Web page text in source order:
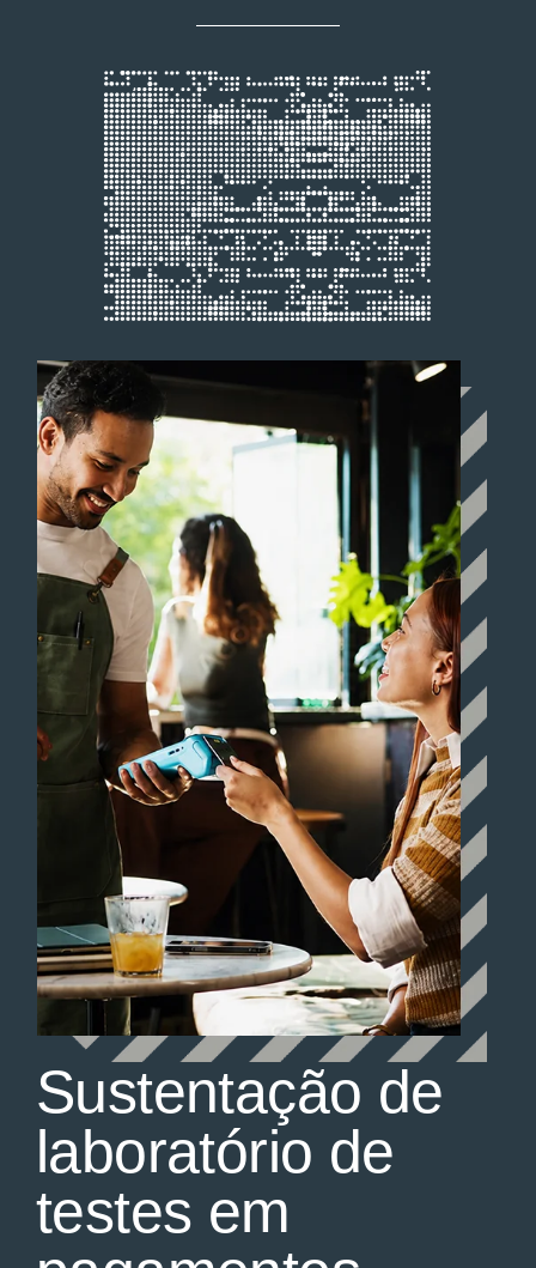
Sustentação de
laboratório de
testes em